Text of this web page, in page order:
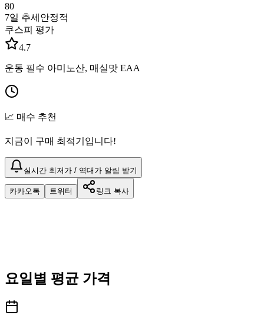
80
7일 추세 안정적
쿠스피 평가
4.7
운동 필수 아미노산, 매실맛 EAA
📈 매수 추천
지금이 구매 최적기입니다!
실시간 최저가 / 역대가 알림 받기
카카오톡 트위터 링크 복사
요일별 평균 가격